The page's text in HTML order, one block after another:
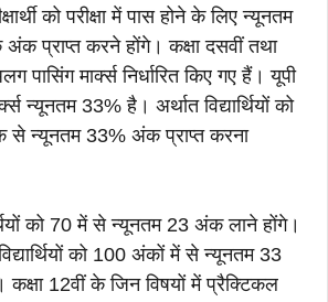
को परीक्षा में पास होने के लिए न्यूनतम
प्राप्त करने होंगे। कक्षा दसवीं तथा
मार्क्स निर्धारित किए गए हैं। यूपी
न्यूनतम 33% है। अर्थात विद्यार्थियों को
से न्यूनतम 33% अंक प्राप्त करना
को 70 में से न्यूनतम 23 अंक लाने होंगे।
को 100 अंकों में से न्यूनतम 33
12वीं के जिन विषयों में प्रैक्टिकल